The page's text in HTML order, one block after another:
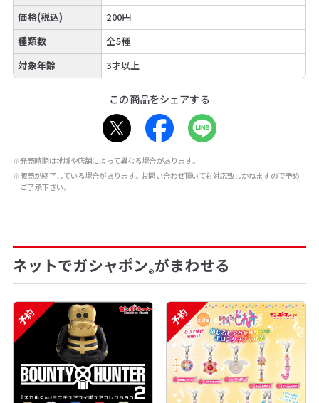
価格(税込)
200円
種類数
全5種
対象年齢
3才以上
この商品をシェアする
※発売時期は地域や店舗によって異なる場合があります。
※販売が終了している場合があります。お問い合わせ頂いても対応致しかねますので予め
ご了承下さい。
ネットでガシャポン®がまわせる
予約 予約